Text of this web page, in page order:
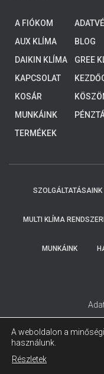
A FIÓKOM
AUX KLÍMA
BLOG
DAIKIN KLÍMA GREE
KAPCSOLAT
KOSÁR
HOGY
MUNKÁINK
TERMÉKEK
SZOLGÁLTATÁSAINK
MULTI KLÍMA
MUNKÁINK
A weboldalon a
használunk.
Részletek